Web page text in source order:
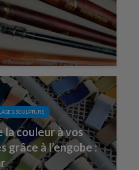
& SCULPTURE
couleur à vos
grâce à l’engobe :